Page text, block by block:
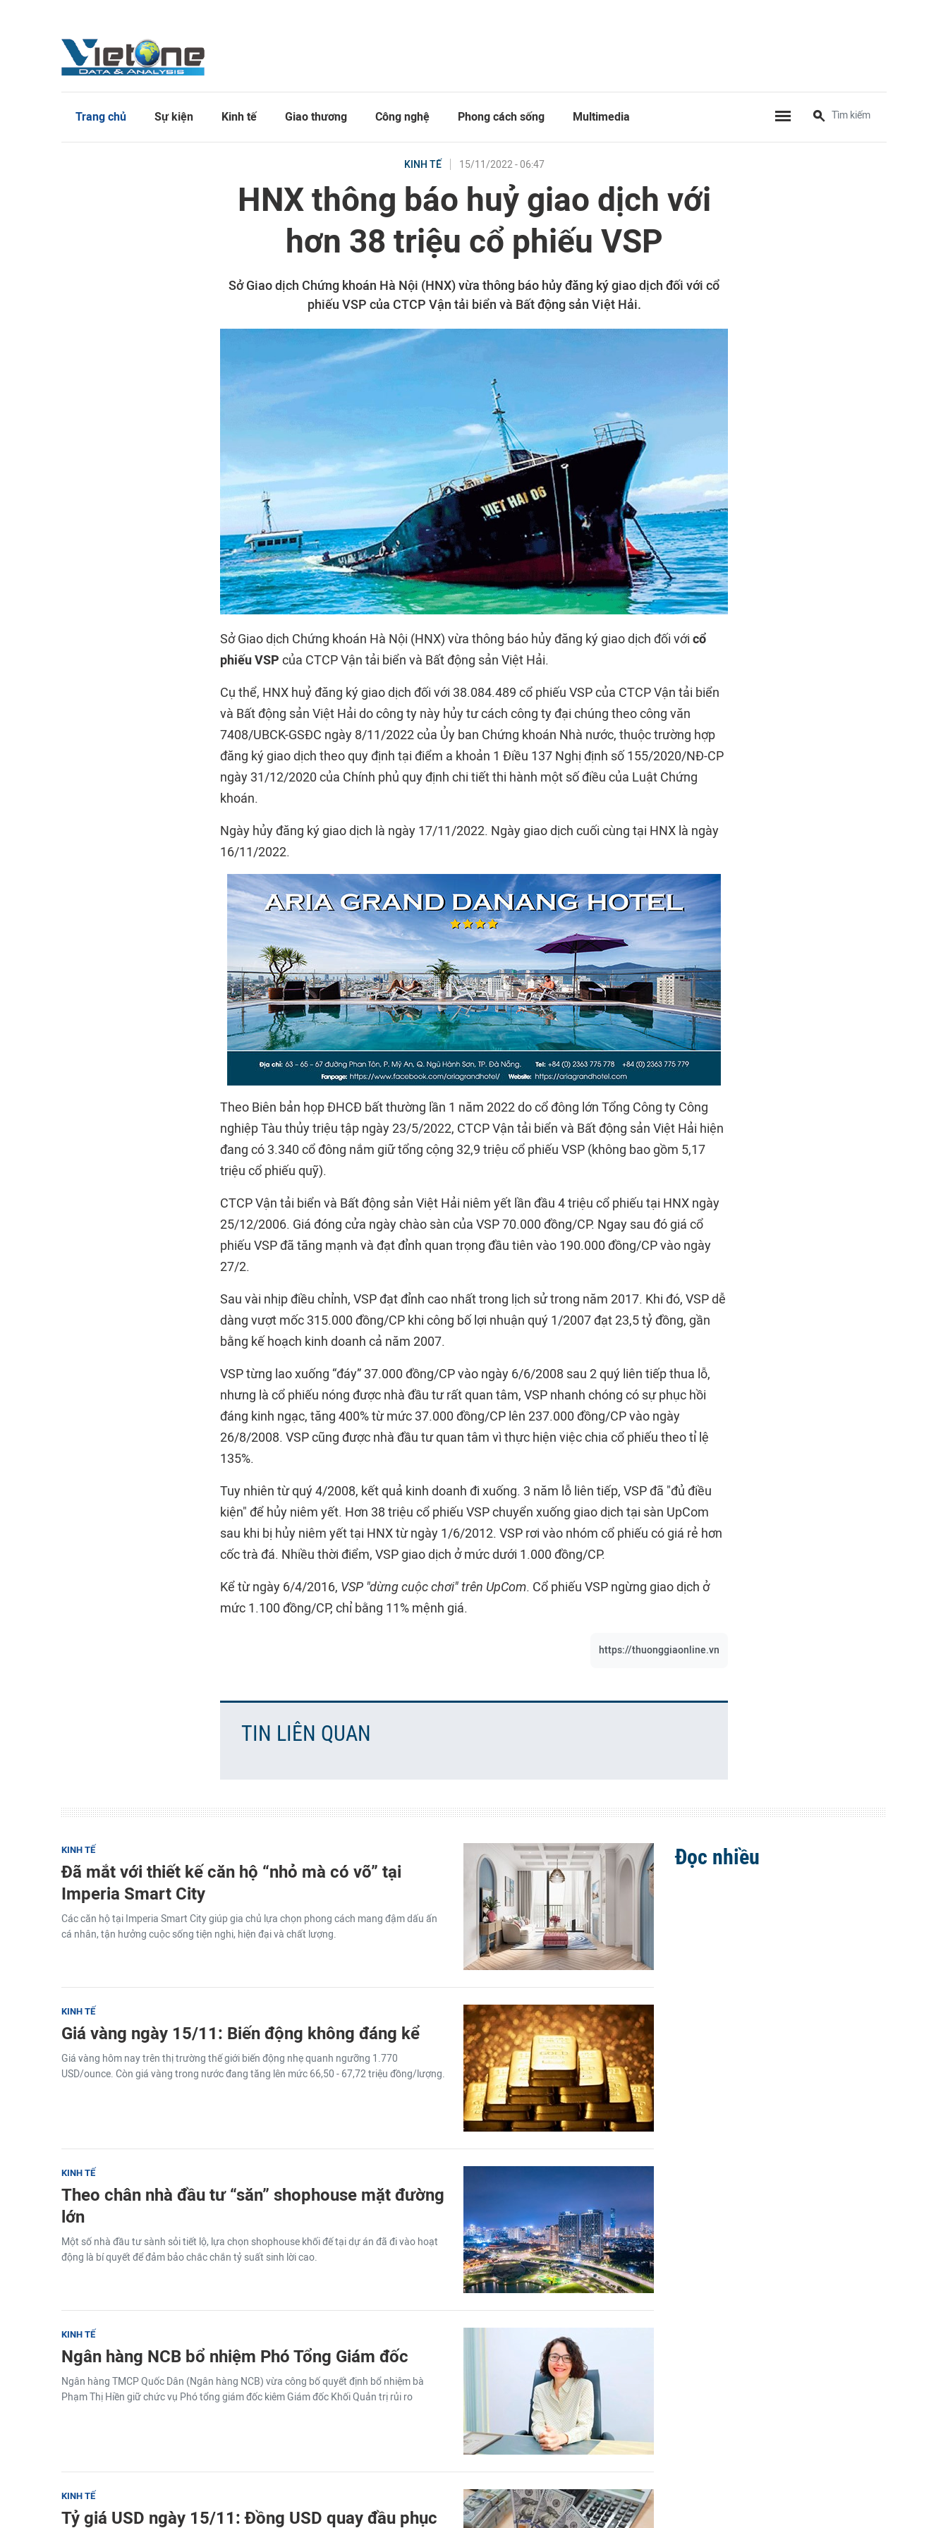
Trang chủ Sự kiện Kinh tế Giao thương Công nghệ Phong cách sống Multimedia
KINH TẾ 15/11/2022 - 06:47
HNX thông báo huỷ giao dịch với
hơn 38 triệu cổ phiếu VSP
Sở Giao dịch Chứng khoán Hà Nội (HNX) vừa thông báo hủy đăng ký giao dịch đối với cổ
phiếu VSP của CTCP Vận tải biển và Bất động sản Việt Hải.
Sở Giao dịch Chứng khoán Hà Nội (HNX) vừa thông báo hủy đăng ký giao dịch đối với cổ
phiếu VSP của CTCP Vận tải biển và Bất động sản Việt Hải.
Cụ thể, HNX huỷ đăng ký giao dịch đối với 38.084.489 cổ phiếu VSP của CTCP Vận tải biển
và Bất động sản Việt Hải do công ty này hủy tư cách công ty đại chúng theo công văn
7408/UBCK-GSĐC ngày 8/11/2022 của Ủy ban Chứng khoán Nhà nước, thuộc trường hợp
đăng ký giao dịch theo quy định tại điểm a khoản 1 Điều 137 Nghị định số 155/2020/NĐ-CP
ngày 31/12/2020 của Chính phủ quy định chi tiết thi hành một số điều của Luật Chứng
khoán.
Ngày hủy đăng ký giao dịch là ngày 17/11/2022. Ngày giao dịch cuối cùng tại HNX là ngày
16/11/2022.
Theo Biên bản họp ĐHCĐ bất thường lần 1 năm 2022 do cổ đông lớn Tổng Công ty Công
nghiệp Tàu thủy triệu tập ngày 23/5/2022, CTCP Vận tải biển và Bất động sản Việt Hải hiện
đang có 3.340 cổ đông nắm giữ tổng cộng 32,9 triệu cổ phiếu VSP (không bao gồm 5,17
triệu cổ phiếu quỹ).
CTCP Vận tải biển và Bất động sản Việt Hải niêm yết lần đầu 4 triệu cổ phiếu tại HNX ngày
25/12/2006. Giá đóng cửa ngày chào sàn của VSP 70.000 đồng/CP. Ngay sau đó giá cổ
phiếu VSP đã tăng mạnh và đạt đỉnh quan trọng đầu tiên vào 190.000 đồng/CP vào ngày
27/2.
Sau vài nhịp điều chỉnh, VSP đạt đỉnh cao nhất trong lịch sử trong năm 2017. Khi đó, VSP dễ
dàng vượt mốc 315.000 đồng/CP khi công bố lợi nhuận quý 1/2007 đạt 23,5 tỷ đồng, gần
bằng kế hoạch kinh doanh cả năm 2007.
VSP từng lao xuống “đáy” 37.000 đồng/CP vào ngày 6/6/2008 sau 2 quý liên tiếp thua lỗ,
nhưng là cổ phiếu nóng được nhà đầu tư rất quan tâm, VSP nhanh chóng có sự phục hồi
đáng kinh ngạc, tăng 400% từ mức 37.000 đồng/CP lên 237.000 đồng/CP vào ngày
26/8/2008. VSP cũng được nhà đầu tư quan tâm vì thực hiện việc chia cổ phiếu theo tỉ lệ
135%.
Tuy nhiên từ quý 4/2008, kết quả kinh doanh đi xuống. 3 năm lỗ liên tiếp, VSP đã "đủ điều
kiện" để hủy niêm yết. Hơn 38 triệu cổ phiếu VSP chuyển xuống giao dịch tại sàn UpCom
sau khi bị hủy niêm yết tại HNX từ ngày 1/6/2012. VSP rơi vào nhóm cổ phiếu có giá rẻ hơn
cốc trà đá. Nhiều thời điểm, VSP giao dịch ở mức dưới 1.000 đồng/CP.
Kể từ ngày 6/4/2016, VSP "dừng cuộc chơi" trên UpCom. Cổ phiếu VSP ngừng giao dịch ở
mức 1.100 đồng/CP, chỉ bằng 11% mệnh giá.
https://thuonggiaonline.vn
TIN LIÊN QUAN
KINH TẾ
Đã mắt với thiết kế căn hộ “nhỏ mà có võ” tại
Imperia Smart City
Các căn hộ tại Imperia Smart City giúp gia chủ lựa chọn phong cách mang đậm dấu ấn
cá nhân, tận hưởng cuộc sống tiện nghi, hiện đại và chất lượng.
KINH TẾ
Giá vàng ngày 15/11: Biến động không đáng kể
Giá vàng hôm nay trên thị trường thế giới biến động nhẹ quanh ngưỡng 1.770
USD/ounce. Còn giá vàng trong nước đang tăng lên mức 66,50 - 67,72 triệu đồng/lượng.
KINH TẾ
Theo chân nhà đầu tư “săn” shophouse mặt đường
lớn
Một số nhà đầu tư sành sỏi tiết lộ, lựa chọn shophouse khối đế tại dự án đã đi vào hoạt
động là bí quyết để đảm bảo chắc chắn tỷ suất sinh lời cao.
KINH TẾ
Ngân hàng NCB bổ nhiệm Phó Tổng Giám đốc
Ngân hàng TMCP Quốc Dân (Ngân hàng NCB) vừa công bố quyết định bổ nhiệm bà
Phạm Thị Hiền giữ chức vụ Phó tổng giám đốc kiêm Giám đốc Khối Quản trị rủi ro
KINH TẾ
Tỷ giá USD ngày 15/11: Đồng USD quay đầu phục
Đọc nhiều